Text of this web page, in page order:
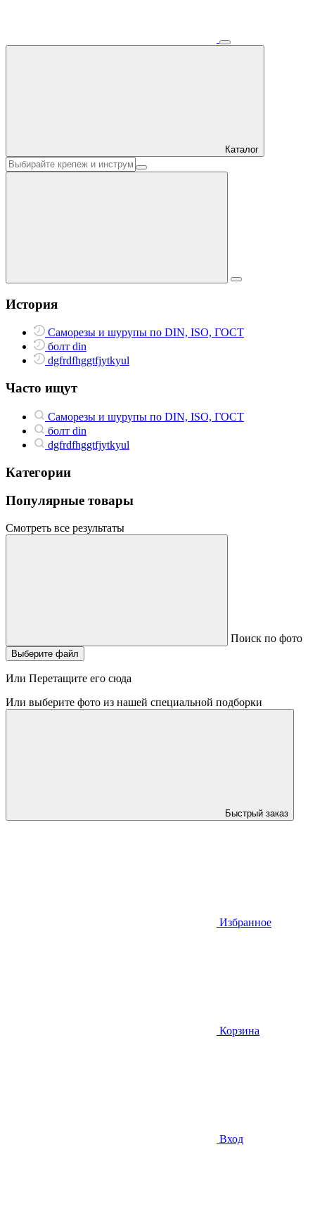
Каталог
История
Саморезы и шурупы по DIN, ISO, ГОСТ
болт din
dgfrdfhggtfjytkyul
Часто ищут
Саморезы и шурупы по DIN, ISO, ГОСТ
болт din
dgfrdfhggtfjytkyul
Категории
Популярные товары
Смотреть все результаты
Поиск по фото
Выберите файл
Или Перетащите его сюда
Или выберите фото из нашей специальной подборки
Быстрый заказ
Избранное
Корзина
Вход